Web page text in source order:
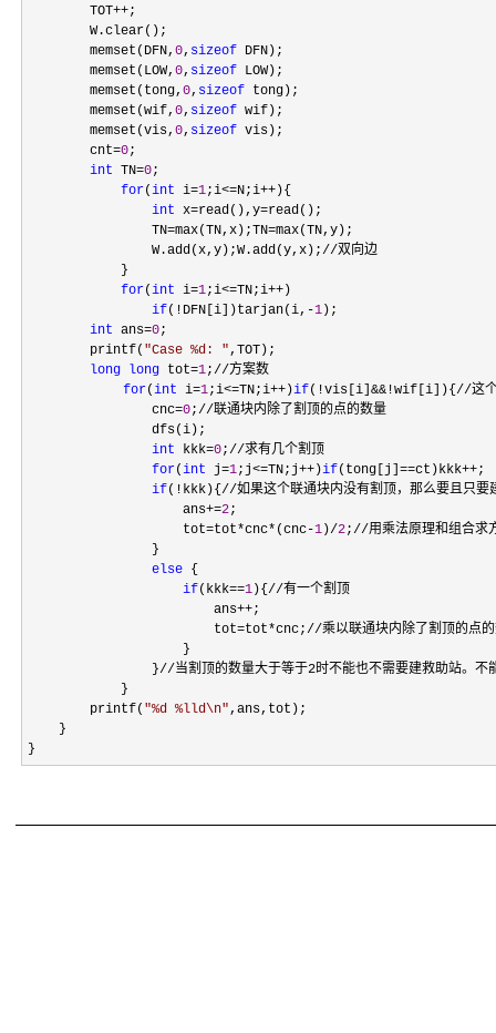
        TOT
++;
        W.clear();
        memset(DFN,
0, sizeof DFN);
        memset(LOW,
0, sizeof LOW);
        memset(tong,
0, sizeof tong);
        memset(wif,
0, sizeof wif);
        memset(vis,
0, sizeof vis);
        cnt
=0;
int TN=0;
for(int i=1;i<=N;i++ ){
int x=read(),y=read();
                TN
=max(TN,x);TN=max(TN,y);
                W.add(x,y);W.add(y,x);//双向边
            }
for(int i=1;i<=TN;i++ )
if(!DFN[i])tarjan(i,-1 );
int ans=0;
        printf(
"Case %d: ",TOT);
long
long tot=1;//方案数
for(int i=1;i<=TN;i++)if(!vis[i]&&!wif[i]){//这个点
                cnc
=0;//联通块内除了割顶的点的数量
                dfs(i);
int kkk=0;//求有几个割顶
for(int j=1;j<=TN;j++)if(tong[j]==ct)kkk++;
if(! kkk){//如果这个联通块内没有割顶，那么要且只要
                    ans
+=2;
                    tot
=tot*cnc*(cnc-1 )/2;//用乘法原理和组合求
                }
else {
if(kkk==1 ){//有一个割顶
                        ans
++;
                        tot
=tot*cnc;//乘以联通块内除了割顶的点的
                    }
}//当割顶的数量大于等于2时不能也不需要建救助站。不
            }
        printf(
"%d %lld\n",ans,tot);
    }
}